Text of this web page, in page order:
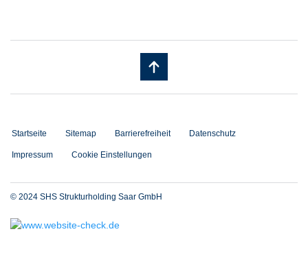
Startseite Sitemap Barrierefreiheit Datenschutz
Impressum Cookie Einstellungen
© 2024 SHS Strukturholding Saar GmbH